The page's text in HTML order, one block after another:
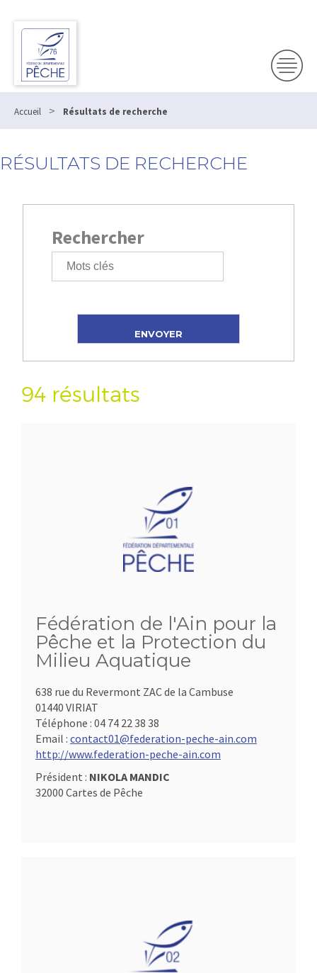
Accueil > Résultats de recherche
RÉSULTATS DE RECHERCHE
Rechercher
94 résultats
Fédération de l'Ain pour la
Pêche et la Protection du
Milieu Aquatique
638 rue du Revermont ZAC de la Cambuse
01440 VIRIAT
Téléphone : 04 74 22 38 38
Email : contact01@federation-peche-ain.com
http://www.federation-peche-ain.com
Président : NIKOLA MANDIC
32000 Cartes de Pêche